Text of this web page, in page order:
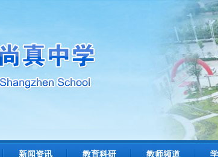
新闻资讯 教育科研 教师频道